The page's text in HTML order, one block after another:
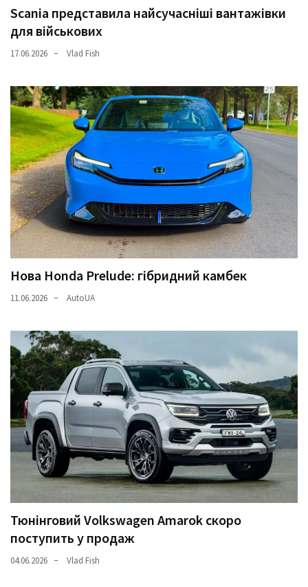
Scania представила найсучасніші вантажівки
для військових
17.06.2026 Vlad Fish
Нова Honda Prelude: гібридний камбек
11.06.2026 AutoUA
Тюнінговий Volkswagen Amarok скоро
поступить у продаж
04.06.2026 Vlad Fish